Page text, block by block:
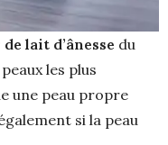
lait d’ânesse du
les plus
une peau propre
si la peau